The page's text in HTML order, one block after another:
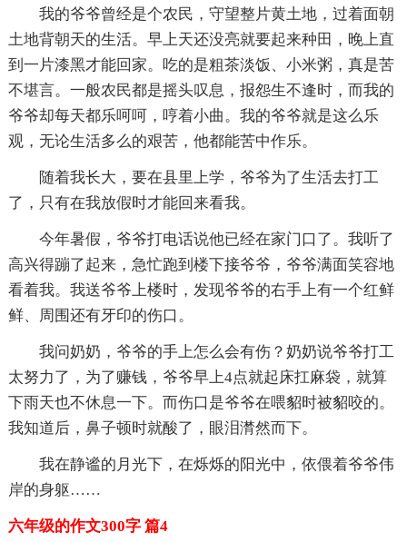
我的爷爷曾经是个农民，守望整片黄土地，过着面朝
土地背朝天的生活。早上天还没亮就要起来种田，晚上直
到一片漆黑才能回家。吃的是粗茶淡饭、小米粥，真是苦
不堪言。一般农民都是摇头叹息，报怨生不逢时，而我的
爷爷却每天都乐呵呵，哼着小曲。我的爷爷就是这么乐
观，无论生活多么的艰苦，他都能苦中作乐。
随着我长大，要在县里上学，爷爷为了生活去打工
了，只有在我放假时才能回来看我。
今年暑假，爷爷打电话说他已经在家门口了。我听了
高兴得蹦了起来，急忙跑到楼下接爷爷，爷爷满面笑容地
看着我。我送爷爷上楼时，发现爷爷的右手上有一个红鲜
鲜、周围还有牙印的伤口。
我问奶奶，爷爷的手上怎么会有伤？奶奶说爷爷打工
太努力了，为了赚钱，爷爷早上4点就起床扛麻袋，就算
下雨天也不休息一下。而伤口是爷爷在喂貂时被貂咬的。
我知道后，鼻子顿时就酸了，眼泪潸然而下。
我在静谧的月光下，在烁烁的阳光中，依偎着爷爷伟
岸的身躯……
六年级的作文300字 篇4